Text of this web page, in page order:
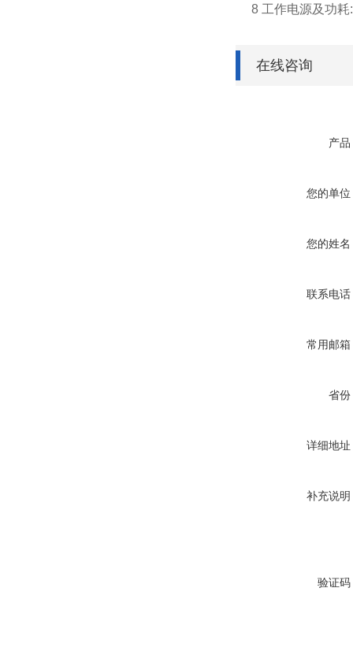
8 工作电源及功
在线咨询
产品
您的单位
您的姓名
联系电话
常用邮箱
省份
详细地址
补充说明
验证码